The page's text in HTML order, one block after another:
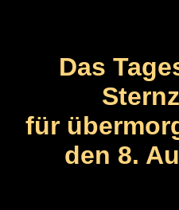
Das
für
den 8.